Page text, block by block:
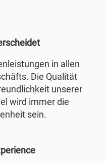
in allen
Die Qualität
unserer
wird immer die
sein.